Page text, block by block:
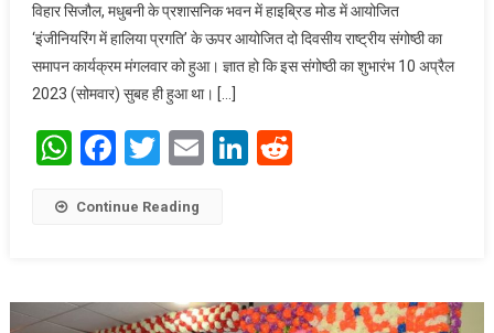
संगोष्ठी का समापन
विहार सिजौल, मधुबनी के प्रशासनिक भवन में हाइब्रिड मोड में आयोजित
‘इंजीनियरिंग में हालिया प्रगति’ के ऊपर आयोजित दो दिवसीय राष्ट्रीय संगोष्ठी का
समापन कार्यक्रम मंगलवार को हुआ। ज्ञात हो कि इस संगोष्ठी का शुभारंभ 10 अप्रैल
2023 (सोमवार) सुबह ही हुआ था। […]
WhatsApp
Facebook
Twitter
EmailLinkedIn
Reddit
Continue Reading